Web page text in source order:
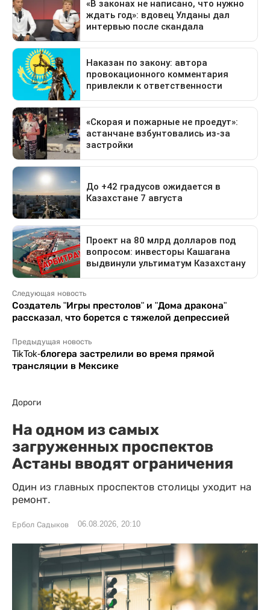
Следующая новость
Создатель "Игры престолов" и "Дома дракона"
рассказал, что борется с тяжелой депрессией
Предыдущая новость
TikTok-блогера застрелили во время прямой
трансляции в Мексике
Дороги
На одном из самых
загруженных проспектов
Астаны вводят ограничения
Один из главных проспектов столицы уходит на
ремонт.
Ербол Садыков 06.08.2026, 20:10